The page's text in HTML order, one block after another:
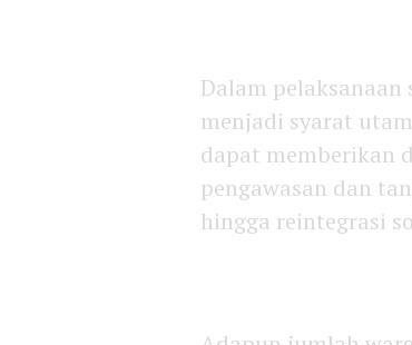
Dalam
menjadi syarat
dapat memberikan
pengawasan dan
hingga reintegrasi